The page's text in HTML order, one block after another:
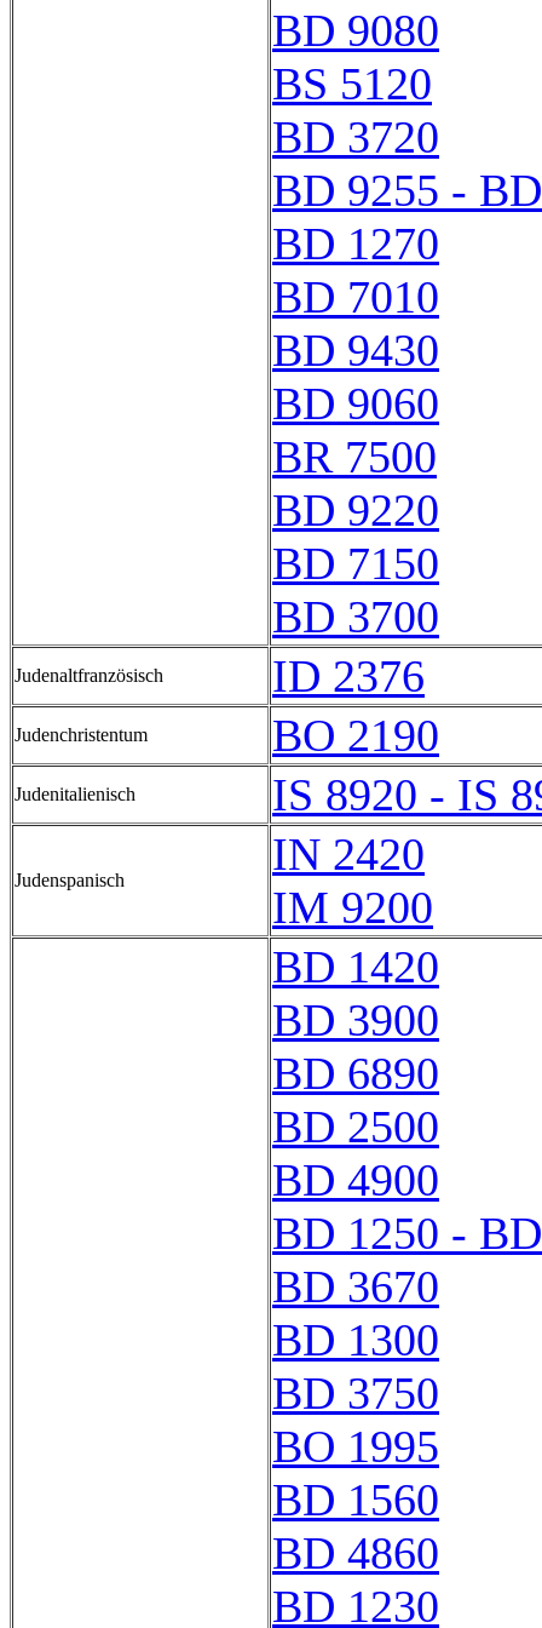
BD 9080
BS 5120
BD 3720
BD 9255 -
BD 1270
BD 7010
BD 9430
BD 9060
BR 7500
BD 9220
BD 7150
BD 3700
Judenaltfranzösisch ID 2376
Judenchristentum BO 2190
Judenitalienisch IS 8920 - IS
Judenspanisch
IN 2420
IM 9200
BD 1420
BD 3900
BD 6890
BD 2500
BD 4900
BD 1250 -
BD 3670
BD 1300
BD 3750
BO 1995
BD 1560
BD 4860
BD 1230